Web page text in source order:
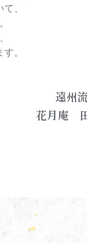
、
。
遠州
花月庵